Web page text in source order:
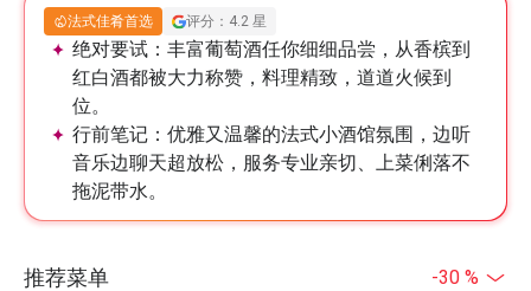
法式佳肴首选 评分：4.2 星
绝对要试： 丰富葡萄酒任你细细品尝，从香槟到
红白酒都被大力称赞，料理精致，道道火候到
位。
行前笔记： 优雅又温馨的法式小酒馆氛围，边听
音乐边聊天超放松，服务专业亲切、上菜俐落不
拖泥带水。
推荐菜单 -30 %